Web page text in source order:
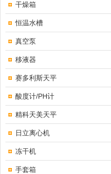
干燥箱
恒温水槽
真空泵
移液器
赛多利斯天平
酸度计/PH计
精科天美天平
日立离心机
冻干机
手套箱